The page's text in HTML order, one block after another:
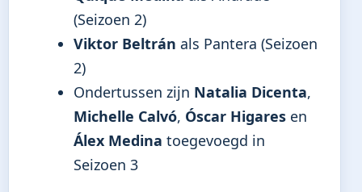
(Seizoen 2)
Viktor Beltrán als Pantera (Seizoen
2)
Ondertussen zijn Natalia Dicenta,
Michelle Calvó, Óscar Higares en
Álex Medina toegevoegd in
Seizoen 3